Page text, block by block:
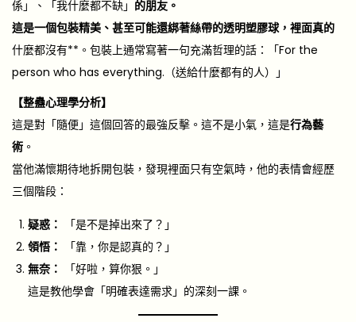
係」、「我什麼都不缺」 的朋友。
這是一個包裝精美、甚至可能還綁著絲帶的透明塑膠球，裡面真的
什麼都沒有**。包裝上通常寫著一句充滿哲理的話：「For the
person who has everything.（送給什麼都有的人）」
【整蠱心理學分析】
這是對「隨便」這個回答的最強反擊。這不是小氣，這是行為藝
術 。
當他滿懷期待地拆開包裝，發現裡面只有空氣時，他的表情會經歷
三個階段：
疑惑：
「是不是掉出來了？」
領悟：
「靠，你是認真的？」
無奈：
「好啦，算你狠。」
這是教他學會「明確表達需求」的深刻一課。